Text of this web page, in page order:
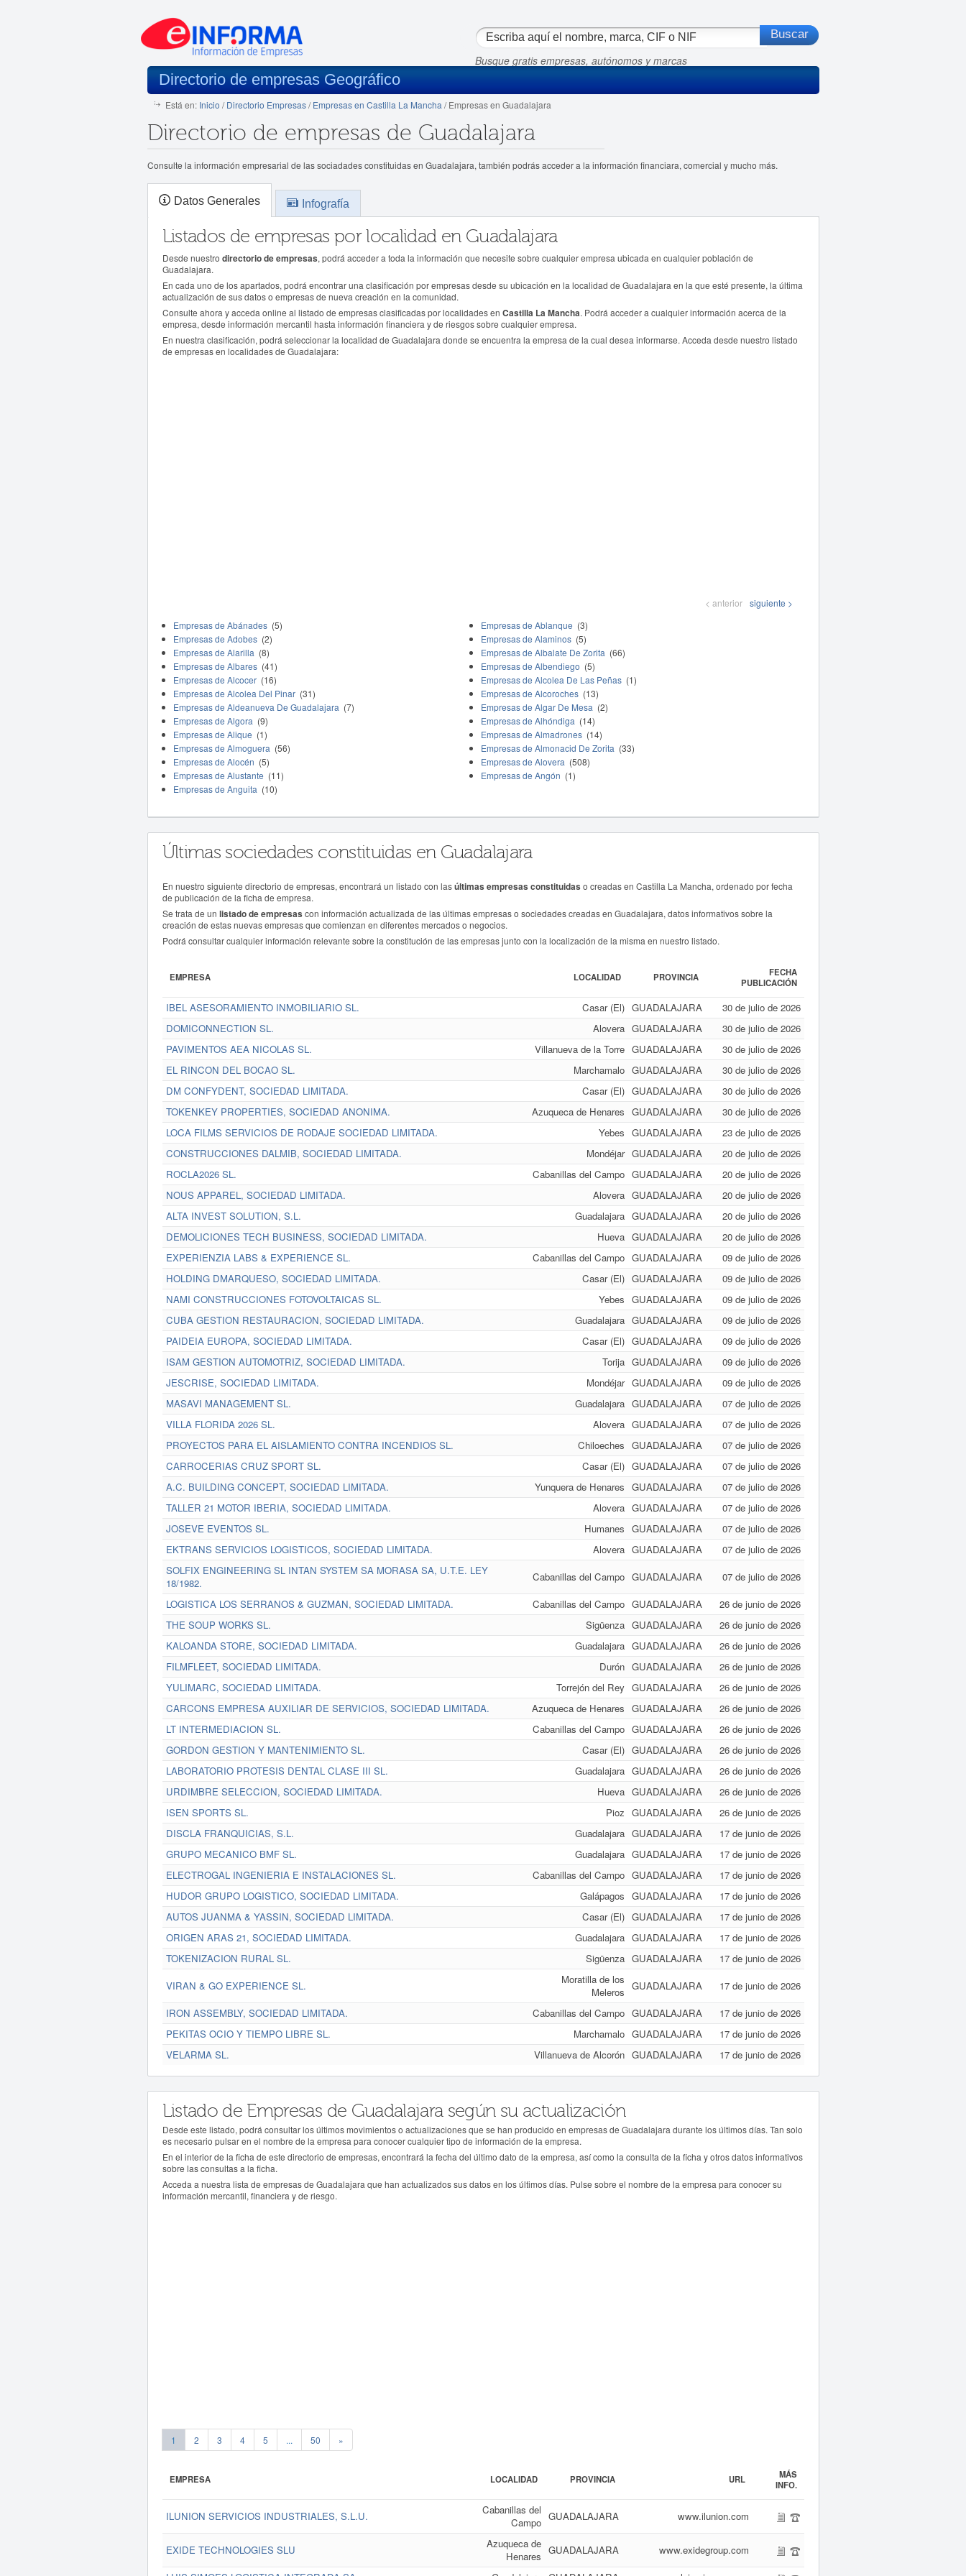
Busque gratis empresas, autónomos y marcas
Directorio de empresas Geográfico
Está en: Inicio /Directorio Empresas/Empresas en Castilla La Mancha / Empresas en Guadalajara
Directorio de empresas de Guadalajara
Consulte la información empresarial de las sociadades constituidas en Guadalajara, también podrás acceder a la información financiara, comercial y mucho más.
Datos Generales Infografía
Listados de empresas por localidad en Guadalajara
Desde nuestro directorio de empresas, podrá acceder a toda la información que necesite sobre cualquier empresa ubicada en cualquier población de
Guadalajara.
En cada uno de los apartados, podrá encontrar una clasificación por empresas desde su ubicación en la localidad de Guadalajara en la que esté presente, la última
actualización de sus datos o empresas de nueva creación en la comunidad.
Consulte ahora y acceda online al listado de empresas clasificadas por localidades en Castilla La Mancha. Podrá acceder a cualquier información acerca de la
empresa, desde información mercantil hasta información financiera y de riesgos sobre cualquier empresa.
En nuestra clasificación, podrá seleccionar la localidad de Guadalajara donde se encuentra la empresa de la cual desea informarse. Acceda desde nuestro listado
de empresas en localidades de Guadalajara:
< anterior
siguiente >
Empresas de Abánades(5)
Empresas de Adobes(2)
Empresas de Alarilla (8)
Empresas de Albares(41)
Empresas de Alcocer(16)
Empresas de Alcolea Del Pinar(31)
Empresas de Aldeanueva De Guadalajara (7)
Empresas de Algora (9)
Empresas de Alique (1)
Empresas de Almoguera (56)
Empresas de Alocén (5)
Empresas de Alustante (11)
Empresas de Anguita (10)
Empresas de Ablanque (3)
Empresas de Alaminos (5)
Empresas de Albalate De Zorita (66)
Empresas de Albendiego (5)
Empresas de Alcolea De Las Peñas (1)
Empresas de Alcoroches (13)
Empresas de Algar De Mesa (2)
Empresas de Alhóndiga (14)
Empresas de Almadrones (14)
Empresas de Almonacid De Zorita (33)
Empresas de Alovera (508)
Empresas de Angón (1)
Últimas sociedades constituidas en Guadalajara
En nuestro siguiente directorio de empresas, encontrará un listado con lasúltimas empresas constituidas o creadas en Castilla La Mancha, ordenado por fecha
de publicación de la ficha de empresa.
Se trata de un listado de empresas con información actualizada de las últimas empresas o sociedades creadas en Guadalajara, datos informativos sobre la
creación de estas nuevas empresas que comienzan en diferentes mercados o negocios.
Podrá consultar cualquier información relevante sobre la constitución de las empresas junto con la localización de la misma en nuestro listado.
EMPRESA LOCALIDAD PROVINCIA
FECHA
PUBLICACIÓN
IBEL ASESORAMIENTO INMOBILIARIO SL. Casar (El) GUADALAJARA
30 de julio de 2026
DOMICONNECTION SL.
Alovera GUADALAJARA
30 de julio de 2026
PAVIMENTOS AEA NICOLAS SL.
Villanueva de la Torre GUADALAJARA
30 de julio de 2026
EL RINCON DEL BOCAO SL.
Marchamalo GUADALAJARA
30 de julio de 2026
DM CONFYDENT, SOCIEDAD LIMITADA.
Casar (El) GUADALAJARA
30 de julio de 2026
TOKENKEY PROPERTIES, SOCIEDAD ANONIMA.
Azuqueca de Henares GUADALAJARA
30 de julio de 2026
LOCA FILMS SERVICIOS DE RODAJE SOCIEDAD LIMITADA.
Yebes GUADALAJARA
23 de julio de 2026
CONSTRUCCIONES DALMIB, SOCIEDAD LIMITADA.
Mondéjar GUADALAJARA
20 de julio de 2026
ROCLA2026 SL.
Cabanillas del Campo GUADALAJARA
20 de julio de 2026
NOUS APPAREL, SOCIEDAD LIMITADA.
Alovera GUADALAJARA
20 de julio de 2026
ALTA INVEST SOLUTION, S.L.
Guadalajara GUADALAJARA
20 de julio de 2026
DEMOLICIONES TECH BUSINESS, SOCIEDAD LIMITADA.
Hueva GUADALAJARA
20 de julio de 2026
EXPERIENZIA LABS & EXPERIENCE SL.
Cabanillas del Campo GUADALAJARA
09 de julio de 2026
HOLDING DMARQUESO, SOCIEDAD LIMITADA.
Casar (El) GUADALAJARA
09 de julio de 2026
NAMI CONSTRUCCIONES FOTOVOLTAICAS SL.
Yebes GUADALAJARA
09 de julio de 2026
CUBA GESTION RESTAURACION, SOCIEDAD LIMITADA.
Guadalajara GUADALAJARA
09 de julio de 2026
PAIDEIA EUROPA, SOCIEDAD LIMITADA.
Casar (El) GUADALAJARA
09 de julio de 2026
ISAM GESTION AUTOMOTRIZ, SOCIEDAD LIMITADA.
Torija GUADALAJARA
09 de julio de 2026
JESCRISE, SOCIEDAD LIMITADA.
Mondéjar GUADALAJARA
09 de julio de 2026
MASAVI MANAGEMENT SL.
Guadalajara GUADALAJARA
07 de julio de 2026
VILLA FLORIDA 2026 SL.
Alovera GUADALAJARA
07 de julio de 2026
PROYECTOS PARA EL AISLAMIENTO CONTRA INCENDIOS SL.
Chiloeches GUADALAJARA
07 de julio de 2026
CARROCERIAS CRUZ SPORT SL.
Casar (El) GUADALAJARA
07 de julio de 2026
A.C. BUILDING CONCEPT, SOCIEDAD LIMITADA.
Yunquera de Henares GUADALAJARA
07 de julio de 2026
TALLER 21 MOTOR IBERIA, SOCIEDAD LIMITADA.
Alovera GUADALAJARA
07 de julio de 2026
JOSEVE EVENTOS SL.
Humanes GUADALAJARA
07 de julio de 2026
EKTRANS SERVICIOS LOGISTICOS, SOCIEDAD LIMITADA.
Alovera GUADALAJARA
07 de julio de 2026
SOLFIX ENGINEERING SL INTAN SYSTEM SA MORASA SA, U.T.E. LEY
18/1982.
Cabanillas del Campo GUADALAJARA
07 de julio de 2026
LOGISTICA LOS SERRANOS & GUZMAN, SOCIEDAD LIMITADA.
Cabanillas del Campo GUADALAJARA
26 de junio de 2026
THE SOUP WORKS SL.
Sigüenza GUADALAJARA
26 de junio de 2026
KALOANDA STORE, SOCIEDAD LIMITADA.
Guadalajara GUADALAJARA
26 de junio de 2026
FILMFLEET, SOCIEDAD LIMITADA.
Durón GUADALAJARA
26 de junio de 2026
YULIMARC, SOCIEDAD LIMITADA.
Torrejón del Rey GUADALAJARA
26 de junio de 2026
CARCONS EMPRESA AUXILIAR DE SERVICIOS, SOCIEDAD LIMITADA.
Azuqueca de Henares GUADALAJARA
26 de junio de 2026
LT INTERMEDIACION SL.
Cabanillas del Campo GUADALAJARA
26 de junio de 2026
GORDON GESTION Y MANTENIMIENTO SL.
Casar (El) GUADALAJARA
26 de junio de 2026
LABORATORIO PROTESIS DENTAL CLASE III SL.
Guadalajara GUADALAJARA
26 de junio de 2026
URDIMBRE SELECCION, SOCIEDAD LIMITADA.
Hueva GUADALAJARA
26 de junio de 2026
ISEN SPORTS SL.
Pioz GUADALAJARA
26 de junio de 2026
DISCLA FRANQUICIAS, S.L.
Guadalajara GUADALAJARA
17 de junio de 2026
GRUPO MECANICO BMF SL.
Guadalajara GUADALAJARA
17 de junio de 2026
ELECTROGAL INGENIERIA E INSTALACIONES SL.
Cabanillas del Campo GUADALAJARA
17 de junio de 2026
HUDOR GRUPO LOGISTICO, SOCIEDAD LIMITADA.
Galápagos GUADALAJARA
17 de junio de 2026
AUTOS JUANMA & YASSIN, SOCIEDAD LIMITADA.
Casar (El) GUADALAJARA
17 de junio de 2026
ORIGEN ARAS 21, SOCIEDAD LIMITADA.
Guadalajara GUADALAJARA
17 de junio de 2026
TOKENIZACION RURAL SL.
Sigüenza GUADALAJARA
17 de junio de 2026
VIRAN & GO EXPERIENCE SL.
Moratilla de los
Meleros GUADALAJARA
17 de junio de 2026
IRON ASSEMBLY, SOCIEDAD LIMITADA.
Cabanillas del Campo GUADALAJARA
17 de junio de 2026
PEKITAS OCIO Y TIEMPO LIBRE SL.
Marchamalo GUADALAJARA
17 de junio de 2026
VELARMA SL.
Villanueva de Alcorón GUADALAJARA 17 de junio de 2026
Listado de Empresas de Guadalajara según su actualización
Desde este listado, podrá consultar los últimos movimientos o actualizaciones que se han producido en empresas de Guadalajara durante los últimos días. Tan solo
es necesario pulsar en el nombre de la empresa para conocer cualquier tipo de información de la empresa.
En el interior de la ficha de este directorio de empresas, encontrará la fecha del último dato de la empresa, así como la consulta de la ficha y otros datos informativos
sobre las consultas a la ficha.
Acceda a nuestra lista de empresas de Guadalajara que han actualizados sus datos en los últimos días. Pulse sobre el nombre de la empresa para conocer su
información mercantil, financiera y de riesgo.
1 2 3 4 5 ... 50 »
EMPRESA LOCALIDAD PROVINCIA URL
MÁS
INFO.
ILUNION SERVICIOS INDUSTRIALES, S.L.U.
Cabanillas del
Campo GUADALAJARA www.ilunion.com
EXIDE TECHNOLOGIES SLU
Azuqueca de
Henares GUADALAJARA
www.exidegroup.com